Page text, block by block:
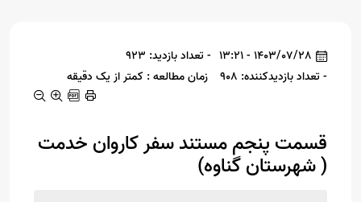
1403/07/28 - 13:21
- تعداد بازدید: 923
- تعداد بازدیدکننده: 908
زمان مطالعه : کمتر از یک دقیقه
قسمت پنجم مستند سفر کاروان خدمت
( شهرستان گناوه)